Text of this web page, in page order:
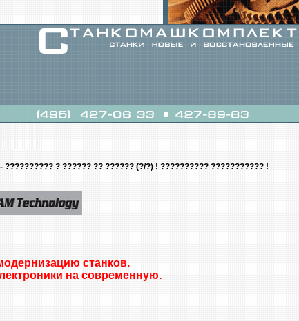
- ?????????? ? ?????? ?? ?????? (?/?) ! ?????????? ??????????? !
станков.
на современную.